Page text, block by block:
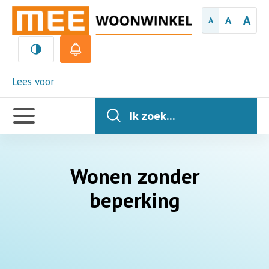
A A A
Lees voor
MEE
Handige
links
Ik zoek...
Wonen zonder
beperking